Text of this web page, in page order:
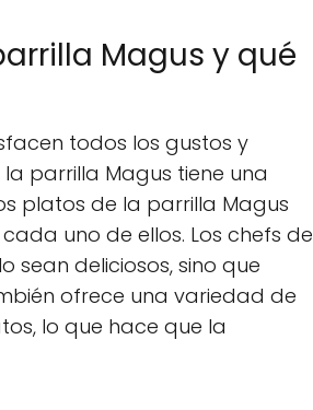
Magus y qué
todos los gustos y
la parrilla Magus tiene una
platos de la parrilla Magus
uno de ellos. Los chefs de
sean deliciosos, sino que
ofrece una variedad de
lo que hace que la